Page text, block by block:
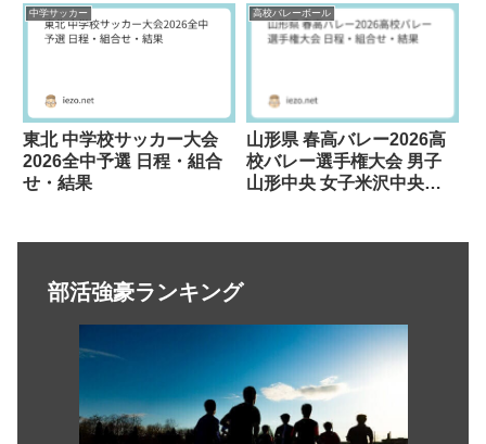
中学サッカー
東北 中学校サッカー大会
2026全中予選 日程・組合
せ・結果
高校バレーボール
山形県 春高バレー2026高
校バレー選手権大会 男子
山形中央 女子米沢中央が
部活強豪ランキング